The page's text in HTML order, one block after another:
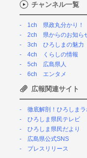
チャンネル一覧
1ch 県政丸分かり！
2ch 県からのお知ら
3ch ひろしまの魅力
4ch くらしの情報
5ch 広島県人
6ch エンタメ
広報関連サイト
徹底解剖！ひろしまラ
ひろしま県民テレビ
ひろしま県民だより
広島県公式SNS
プレスリリース